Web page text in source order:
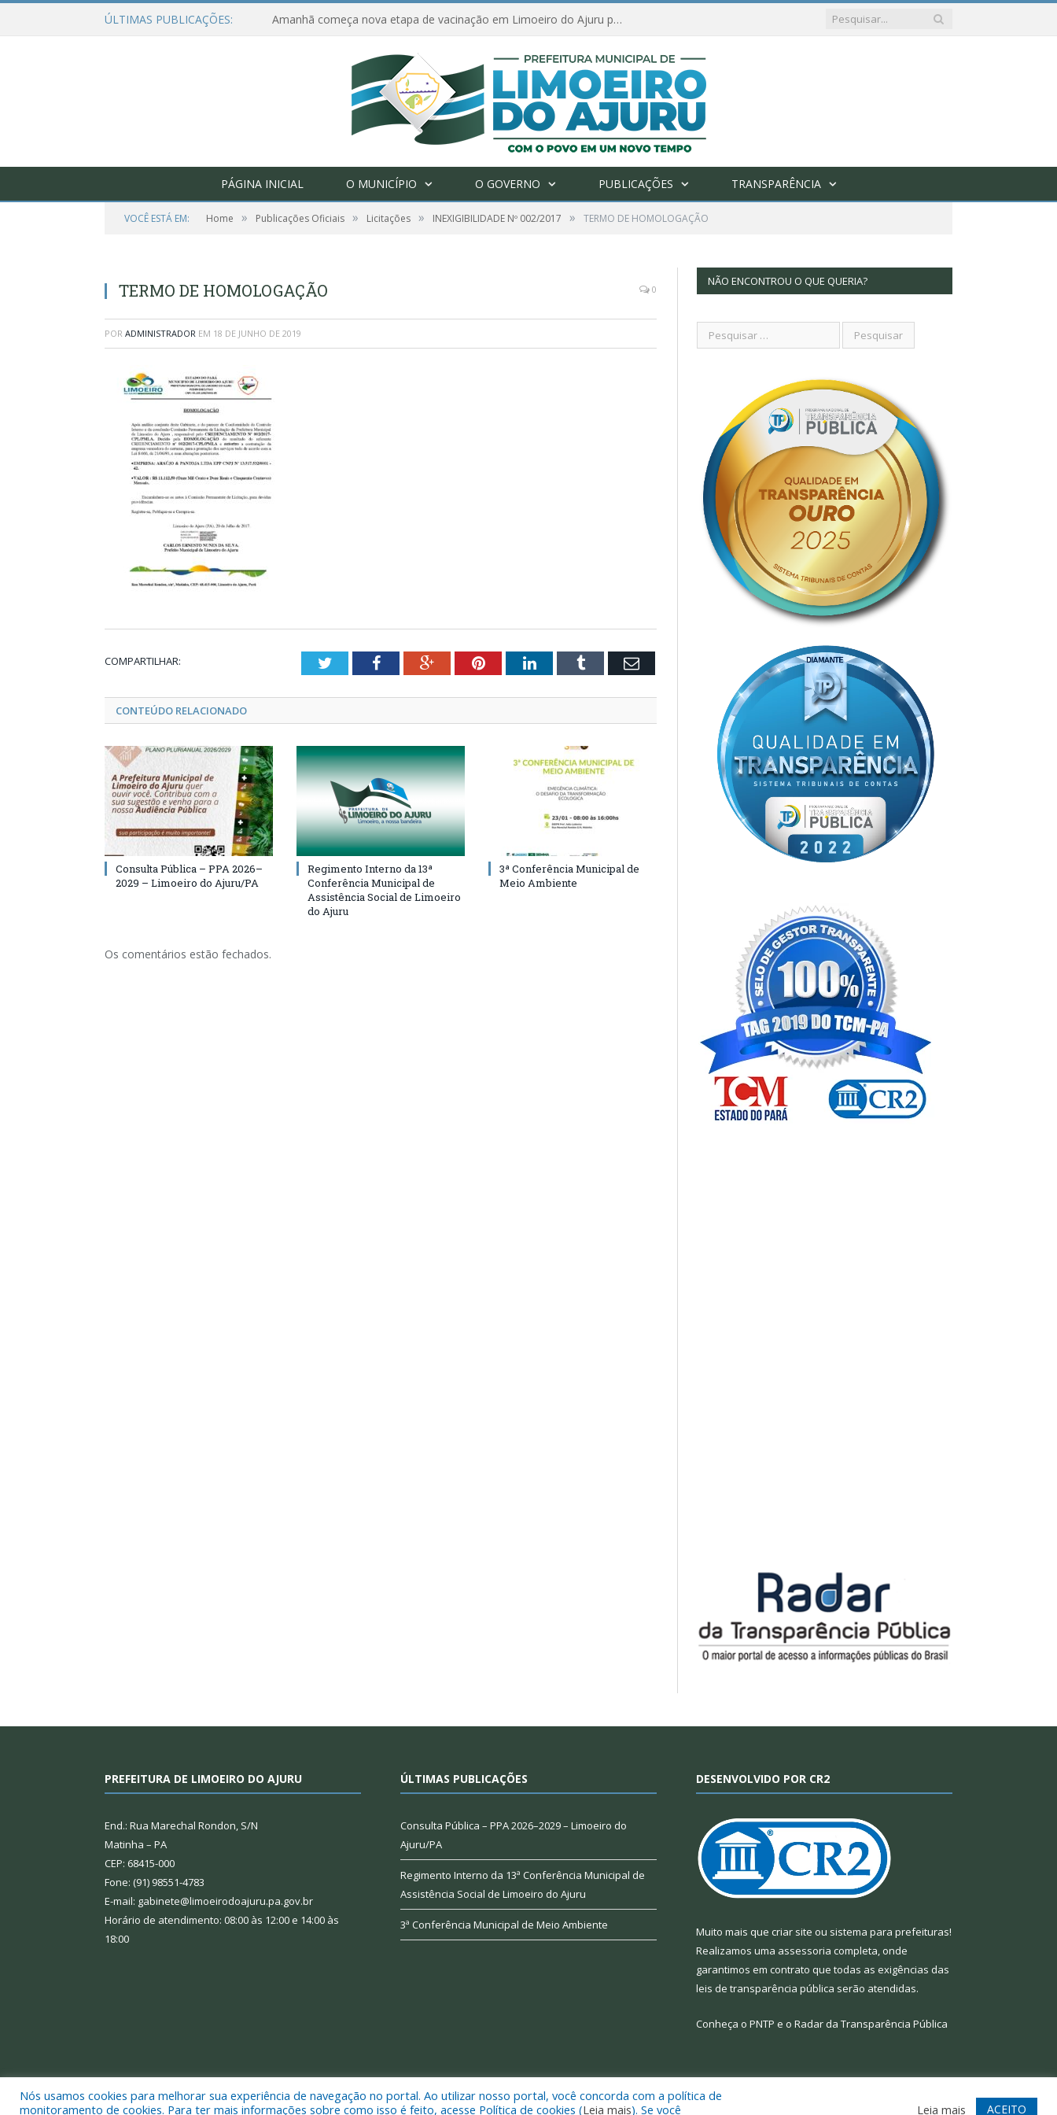
ÚLTIMAS PUBLICAÇÕES: Amanhã começa nova etapa de vacinação em Limoeiro do Ajuru para idosos com 65 ou mais
PÁGINA INICIAL O MUNICÍPIO O GOVERNO PUBLICAÇÕES TRANSPARÊNCIA
VOCÊ ESTÁ EM: Home » Publicações Oficiais » Licitações » INEXIGIBILIDADE Nº 002/2017 » TERMO DE HOMOLOGAÇÃO
TERMO DE HOMOLOGAÇÃO 0
POR ADMINISTRADOR EM 18 DE JUNHO DE 2019
COMPARTILHAR: TwitterFacebookGoogle+PinterestLinkedInTumblr Email
CONTEÚDO RELACIONADO
Consulta Pública – PPA 2026–
2029 – Limoeiro do Ajuru/PA
Regimento Interno da 13ª
Conferência Municipal de
Assistência Social de Limoeiro
do Ajuru
3ª Conferência Municipal de
Meio Ambiente
Os comentários estão fechados.
NÃO ENCONTROU O QUE QUERIA?
PREFEITURA DE LIMOEIRO DO AJURU
End.: Rua Marechal Rondon, S/N
Matinha – PA
CEP: 68415-000
Fone: (91) 98551-4783
E-mail: gabinete@limoeirodoajuru.pa.gov.br
Horário de atendimento: 08:00 às 12:00 e 14:00 às
18:00
ÚLTIMAS PUBLICAÇÕES
Consulta Pública – PPA 2026–2029 – Limoeiro do
Ajuru/PA
Regimento Interno da 13ª Conferência Municipal de
Assistência Social de Limoeiro do Ajuru
3ª Conferência Municipal de Meio Ambiente
DESENVOLVIDO POR CR2
Muito mais que criar site ou sistema para prefeituras!
Realizamos uma assessoria completa, onde
garantimos em contrato que todas as exigências das
leis de transparência pública serão atendidas.
Conheça o PNTP e o Radar da Transparência Pública
Todos os direitos reservados a Prefeitura Municipal de Limoeiro do Ajuru. Mapa do Site Acessar Webmail
Nós usamos cookies para melhorar sua experiência de navegação no portal. Ao utilizar nosso portal, você concorda com a política de
monitoramento de cookies. Para ter mais informações sobre como isso é feito, acesse Política de cookies (Leia mais). Se você Leia mais ACEITO